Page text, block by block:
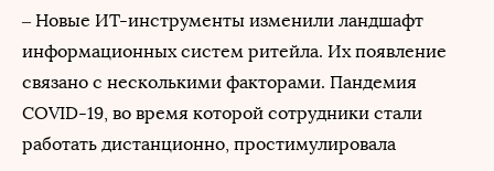
– Новые ИТ-инструменты изменили ландшафт
информационных систем ритейла. Их появление
связано с несколькими факторами. Пандемия
COVID-19, во время которой сотрудники стали
работать дистанционно, простимулировала